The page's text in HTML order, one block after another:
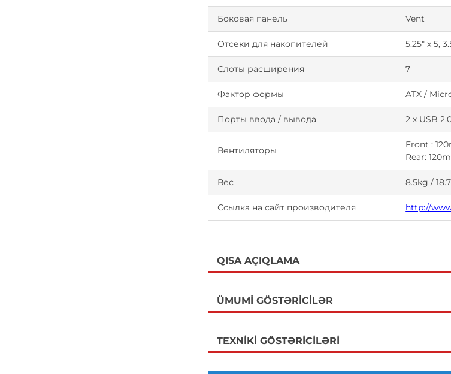
Боковая панель Vent
Отсеки для накопителей 5.25" x 5,
Слоты расширения 7
Фактор формы ATX /
Порты ввода / вывода 2 x USB
Вентиляторы
Front :
Rear:
Вес 8.5kg /
Ссылка на сайт производителя http://
QISA AÇIQLAMA
ÜMUMI GÖSTƏRICILƏR
TEXNIKI GÖSTƏRICILƏRI